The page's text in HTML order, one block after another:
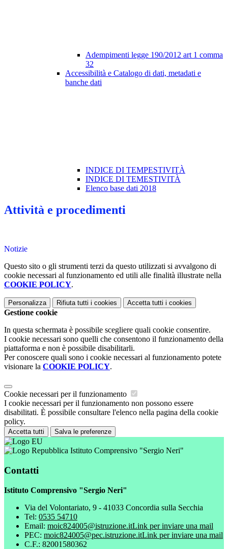
Adempimenti legge 190/2012 art 1 comma
32
Accessibilità e Catalogo di dati, metadati e
banche dati
INDICE DI TEMPESTIVITÀ
INDICE DI TEMESTIVITÀ
Elenco base dati 2018
Attività e procedimenti
Notizie
Questo sito o gli strumenti terzi da questo utilizzati si avvalgono di
cookie necessari al funzionamento ed utili alle finalità illustrate nella
COOKIE POLICY.
Personalizza Rifiuta tutti i cookies Accetta tutti i cookies
Gestione cookie
In questa schermata è possibile scegliere quali cookie consentire.
I cookie necessari sono quelli che consentono il funzionamento della
piattaforma e non è possibile disabilitarli.
Per conoscere quali sono i cookie necessari al funzionamento potete
visionare la COOKIE POLICY.
Cookie necessari per il funzionamento
I cookie necessari per il funzionamento non possono essere
disabilitati. È possibile consultare l'elenco nella pagina della cookie
policy.
Accetta tutti Salva le preferenze
Istituto Comprensivo "Sergio Neri"
Contatti
Istituto Comprensivo "Sergio Neri"
Via del Volontariato, 9 - 41033 Concordia sulla Secchia
Tel: 0535 54710
Email: moic824005@istruzione.itLink per inviare una mail
PEC: moic824005@pec.istruzione.itLink per inviare una mail
C.F.: 82001580362